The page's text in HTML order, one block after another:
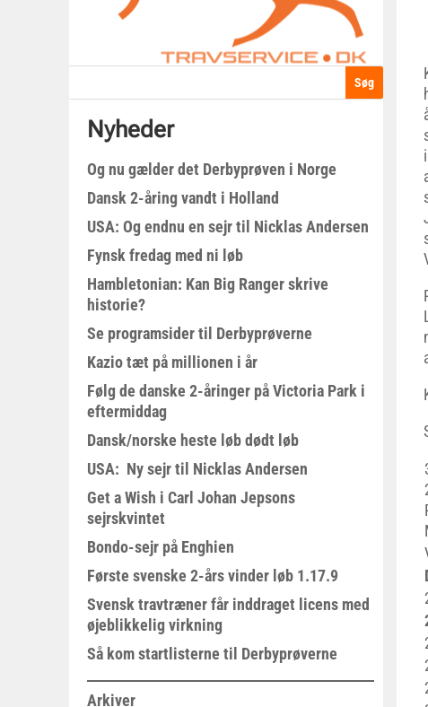
Nyheder
Og nu gælder det Derbyprøven i Norge
Dansk 2-åring vandt i Holland
USA: Og endnu en sejr til Nicklas Andersen
Fynsk fredag med ni løb
Hambletonian: Kan Big Ranger skrive
historie?
Se programsider til Derbyprøverne
Kazio tæt på millionen i år
Følg de danske 2-åringer på Victoria Park i
eftermiddag
Dansk/norske heste løb dødt løb
USA: Ny sejr til Nicklas Andersen
Get a Wish i Carl Johan Jepsons
sejrskvintet
Bondo-sejr på Enghien
Første svenske 2-års vinder løb 1.17.9
Svensk travtræner får inddraget licens med
øjeblikkelig virkning
Så kom startlisterne til Derbyprøverne
Arkiver